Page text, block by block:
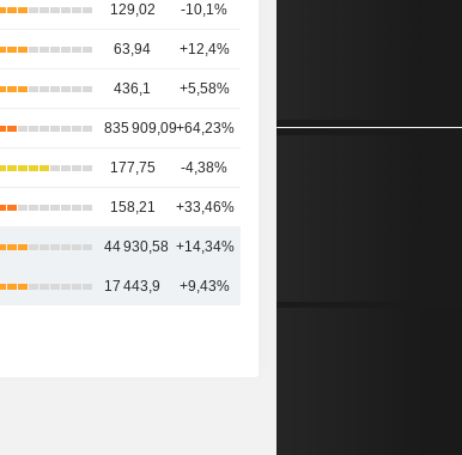
129,02 -10,1%
63,94 +12,4%
436,1 +5,58%
835 909,09+64,23% 11
177,75 -4,38%
158,21 +33,46%
44 930,58 +14,34%
17 443,9 +9,43%